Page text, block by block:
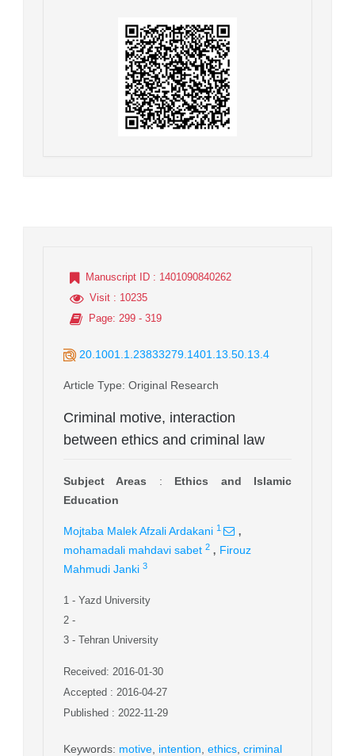
Manuscript ID : 1401090840262
Visit : 10235
Page: 299 - 319
20.1001.1.23833279.1401.13.50.13.4
Article Type: Original Research
Criminal motive, interaction
between ethics and criminal law
Subject Areas : Ethics and Islamic
Education
Mojtaba Malek Afzali Ardakani 1 ,
mohamadali mahdavi sabet 2 , Firouz
Mahmudi Janki 3
1 - Yazd University
2 -
3 - Tehran University
Received: 2016-01-30
Accepted : 2016-04-27
Published : 2022-11-29
Keywords: motive intention ethics criminal